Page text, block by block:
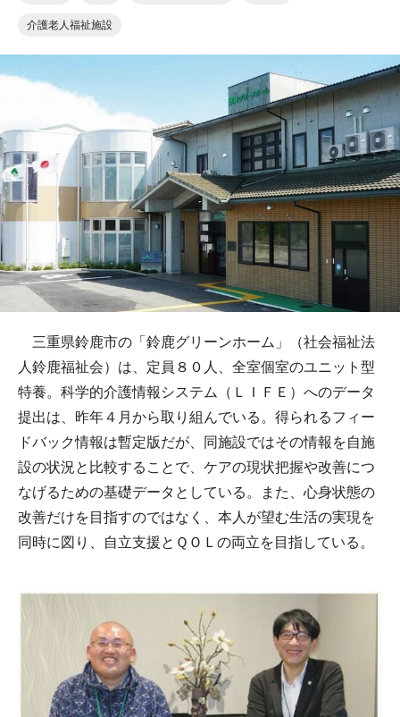
介護老人福祉施設
三重県鈴鹿市の「鈴鹿グリーンホーム」（社会福祉法
人鈴鹿福祉会）は、定員８０人、全室個室のユニット型
特養。科学的介護情報システム（ＬＩＦＥ）へのデータ
提出は、昨年４月から取り組んでいる。得られるフィー
ドバック情報は暫定版だが、同施設ではその情報を自施
設の状況と比較することで、ケアの現状把握や改善につ
なげるための基礎データとしている。また、心身状態の
改善だけを目指すのではなく、本人が望む生活の実現を
同時に図り、自立支援とＱＯＬの両立を目指している。